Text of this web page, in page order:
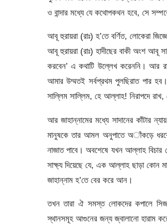
ও বান্দার মধ্যে যে কথোপকথন হবে, সে
আবূ হুরায়রা (রাঃ) হ’তে বর্ণিত, লোকেরা
আবূ হুরায়রা (রাঃ) হাদীছের বাকী অংশ আবূ
করবেন’ এ কথাটি উল্লেখ করেননি। আর
আমার উম্মতই সর্বপ্রথম পুলছিরাত পার
সাল্লিম সাল্লিম, হে আল্লাহ! নিরাপদে
আর জাহান্নামের মধ্যে সাদানের কাঁটার
মানুষকে তার আমল অনুপাতে অাঁকড়ে
নাজাত পাবে। অবশেষে যখন আল্লাহ বিচার
সাক্ষ্য দিয়েছে যে, এক আল্লাহ ছাড়া কোন
জাহান্নাম হ’তে বের করে আন।
তখন তারা ঐ সমস্ত লোকদের কপালে
স্থানসমূহ আগুনের জন্য জ্বালানো হারাম করে